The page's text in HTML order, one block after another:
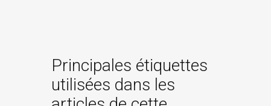
Principales étiquettes
utilisées dans les